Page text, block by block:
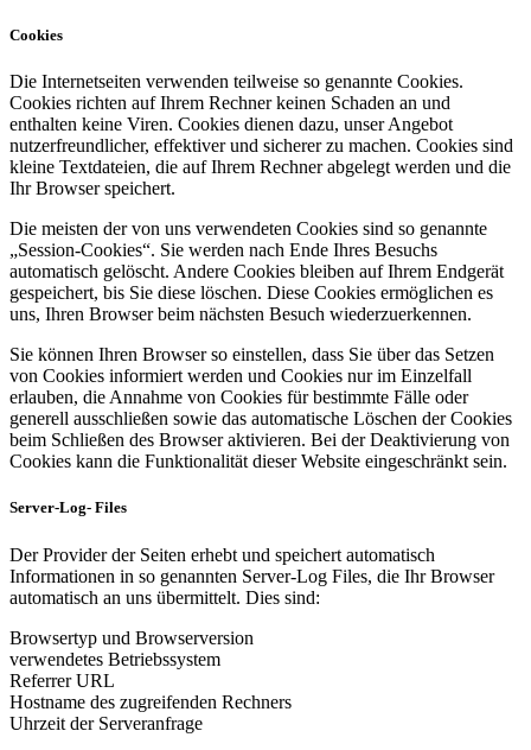
Cookies
Die Internetseiten verwenden teilweise so genannte Cookies.
Cookies richten auf Ihrem Rechner keinen Schaden an und
enthalten keine Viren. Cookies dienen dazu, unser Angebot
nutzerfreundlicher, effektiver und sicherer zu machen. Cookies sind
kleine Textdateien, die auf Ihrem Rechner abgelegt werden und die
Ihr Browser speichert.
Die meisten der von uns verwendeten Cookies sind so genannte
„Session-Cookies“. Sie werden nach Ende Ihres Besuchs
automatisch gelöscht. Andere Cookies bleiben auf Ihrem Endgerät
gespeichert, bis Sie diese löschen. Diese Cookies ermöglichen es
uns, Ihren Browser beim nächsten Besuch wiederzuerkennen.
Sie können Ihren Browser so einstellen, dass Sie über das Setzen
von Cookies informiert werden und Cookies nur im Einzelfall
erlauben, die Annahme von Cookies für bestimmte Fälle oder
generell ausschließen sowie das automatische Löschen der Cookies
beim Schließen des Browser aktivieren. Bei der Deaktivierung von
Cookies kann die Funktionalität dieser Website eingeschränkt sein.
Server-Log- Files
Der Provider der Seiten erhebt und speichert automatisch
Informationen in so genannten Server-Log Files, die Ihr Browser
automatisch an uns übermittelt. Dies sind:
Browsertyp und Browserversion
verwendetes Betriebssystem
Referrer URL
Hostname des zugreifenden Rechners
Uhrzeit der Serveranfrage